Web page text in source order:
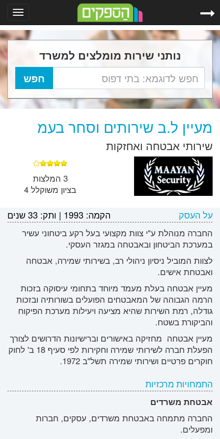
נותני שירות מומלצים למשרד
מעיין ל.ב שירותים וסחר בעמ
שירותי אבטחה ואחזקות
3 המלצות
בציון משוקלל 4
על העסק הקמה: 1993
| ותק: 33 שנים
החברה מנוהלת ע"י צוות מקצועי בעל רקע ביטחוני עשיר
במערכת הביטחון ובאבטחה במגזר העסקי.
לצוות המוביל ניסיון ניהולי רב, בשירותי שמירה, אבטחה
ואבטחת אישים.
מעיין אבטחה בעלת מעמד מיוחד בתחומי עיסוקה בזכות
הרמה הגבוהה של המאבטחים הפועלים בשורותיה ובזכות
גודלה, רמת השירות שהיא מציעה ויעילות מערכת הפיקוח
והביקורת בשטח.
מעיין אבטחה מחזיקה באישורים וברישיונות הדרושים לצורך
הפעלת חברה לשירותי שמירה וחקירות לפי סעיף 18 ב' לחוק
חוקרים פרטיים ושירותי שמירה תשל"ב 1972.
התמחויות מרכזיות
אבטחת משרדים
החברה מתמחה באבטחת משרדים, עסקים, חברות
ומפעלים.